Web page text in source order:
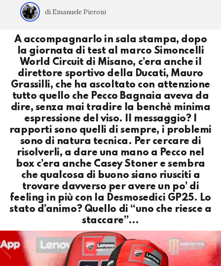
di Emanuele Pieroni
A accompagnarlo in sala stampa, dopo
la giornata di test al marco Simoncelli
World Circuit di Misano, c’era anche il
direttore sportivo della Ducati, Mauro
Grassilli, che ha ascoltato con attenzione
tutto quello che Pecco Bagnaia aveva da
dire, senza mai tradire la benchè minima
espressione del viso. Il messaggio? I
rapporti sono quelli di sempre, i problemi
sono di natura tecnica. Per cercare di
risolverli, a dare una mano a Pecco nel
box c’era anche Casey Stoner e sembra
che qualcosa di buono siano riusciti a
trovare davverso per avere un po’ di
feeling in più con la Desmosedici GP25. Lo
stato d’animo? Quello di “uno che riesce a
staccare”…